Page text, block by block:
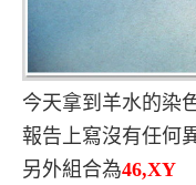
今天拿到羊水的染
報告上寫沒有任何
另外組合為46,XY